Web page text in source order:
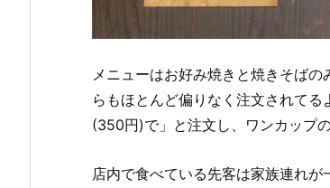
メニューはお好み焼きと焼きそば
らもほとんど偏りなく注文されて
(350円)で」と注文し、ワンカップ
店内で食べている先客は家族連れ